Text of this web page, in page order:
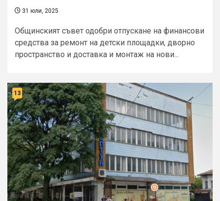
31 юли, 2025
Общинският съвет одобри отпускане на финансови
средства за ремонт на детски площадки, дворно
пространство и доставка и монтаж на нови...
13